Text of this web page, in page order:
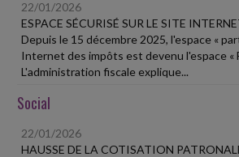
22/01/2026
ESPACE SÉCURISÉ SUR LE SITE
Depuis le 15 décembre 2025, l'espace «
Internet des impôts est devenu l'espace «
L'administration fiscale explique...
Social
22/01/2026
HAUSSE DE LA COTISATION